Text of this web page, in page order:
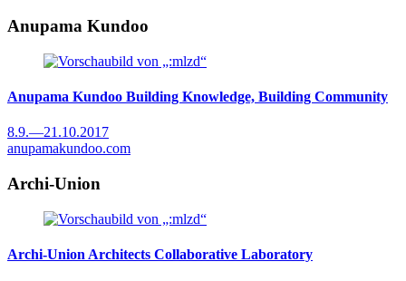
Anupama Kundoo
Anupama Kundoo Building Knowledge, Building Community
8.9.—21.10.2017
anupamakundoo.com
Archi-Union
Archi-Union Architects Collaborative Laboratory